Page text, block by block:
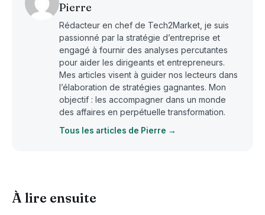
Pierre
Rédacteur en chef de Tech2Market, je suis
passionné par la stratégie d’entreprise et
engagé à fournir des analyses percutantes
pour aider les dirigeants et entrepreneurs.
Mes articles visent à guider nos lecteurs dans
l’élaboration de stratégies gagnantes. Mon
objectif : les accompagner dans un monde
des affaires en perpétuelle transformation.
Tous les articles de Pierre →
À lire ensuite